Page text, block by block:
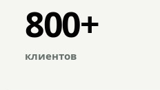
800+
клиентов